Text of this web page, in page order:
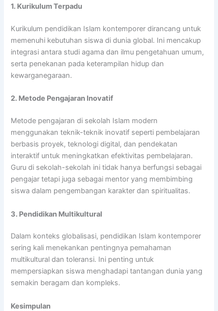
1. Kurikulum Terpadu
Kurikulum pendidikan Islam kontemporer dirancang untuk
memenuhi kebutuhan siswa di dunia global. Ini mencakup
integrasi antara studi agama dan ilmu pengetahuan umum,
serta penekanan pada keterampilan hidup dan
kewarganegaraan.
2. Metode Pengajaran Inovatif
Metode pengajaran di sekolah Islam modern
menggunakan teknik-teknik inovatif seperti pembelajaran
berbasis proyek, teknologi digital, dan pendekatan
interaktif untuk meningkatkan efektivitas pembelajaran.
Guru di sekolah-sekolah ini tidak hanya berfungsi sebagai
pengajar tetapi juga sebagai mentor yang membimbing
siswa dalam pengembangan karakter dan spiritualitas.
3. Pendidikan Multikultural
Dalam konteks globalisasi, pendidikan Islam kontemporer
sering kali menekankan pentingnya pemahaman
multikultural dan toleransi. Ini penting untuk
mempersiapkan siswa menghadapi tantangan dunia yang
semakin beragam dan kompleks.
Kesimpulan